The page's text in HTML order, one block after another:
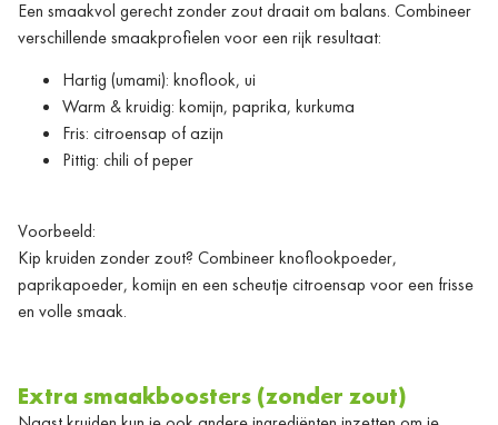
Een smaakvol gerecht zonder zout draait om balans. Combineer
verschillende smaakprofielen voor een rijk resultaat:
Hartig (umami): knoflook, ui
Warm & kruidig: komijn, paprika, kurkuma
Fris: citroensap of azijn
Pittig: chili of peper
Voorbeeld:
Kip kruiden zonder zout? Combineer knoflookpoeder,
paprikapoeder, komijn en een scheutje citroensap voor een frisse
en volle smaak.
Extra smaakboosters (zonder zout)